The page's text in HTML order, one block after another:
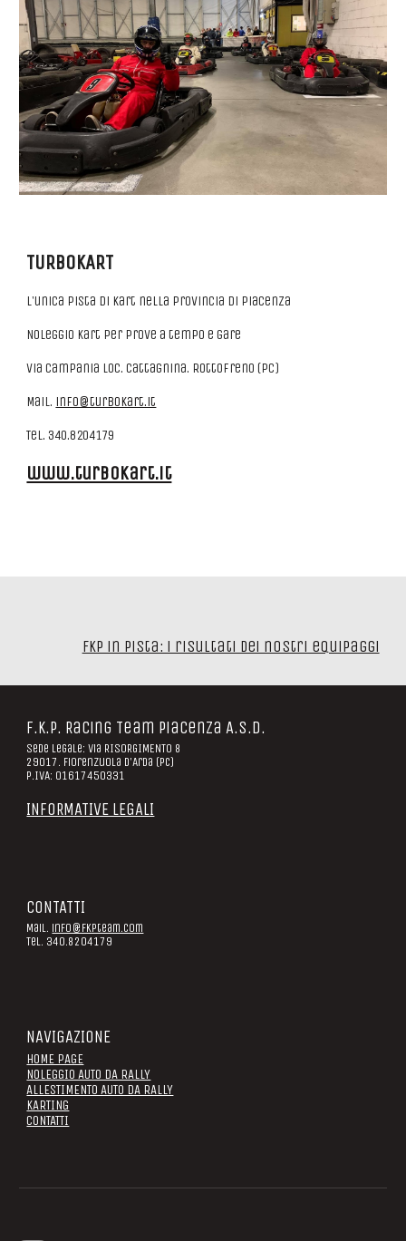
TURBOKART
L'unica pista di Kart nella provincia di Piacenza
Noleggio Kart per prove a tempo e gare
Via Campania loc. Cattagnina. Rottofreno (PC)
Mail. info@turbokart.it
Tel. 340.8204179
www.turbokart.it
FKP in pista: i risultati dei nostri equipaggi
F.K.P. Racing Team Piacenza A.S.D.
Sede legale: Via RISORGIMENTO 8
29017. Fiorenzuola D'Arda (PC)
P.IVA: 01617450331
INFORMATIVE LEGALI
CONTATTI
Mail. info@fkpteam.com
Tel. 340.8204179
NAVIGAZIONE
HOME PAGE
NOLEGGIO AUTO DA RALLY
ALLESTIMENTO AUTO DA RALLY
KARTING
CONTATTI